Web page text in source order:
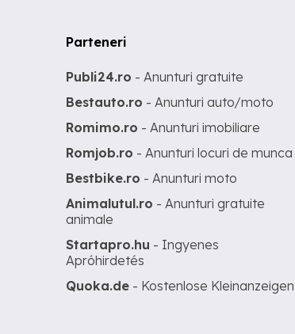
Parteneri
Publi24.ro - Anunturi gratuite
Bestauto.ro - Anunturi auto/moto
Romimo.ro - Anunturi imobiliare
Romjob.ro - Anunturi locuri de munca
Bestbike.ro - Anunturi moto
Animalutul.ro - Anunturi gratuite
animale
Startapro.hu - Ingyenes
Apróhirdetés
Quoka.de - Kostenlose Kleinanzeigen